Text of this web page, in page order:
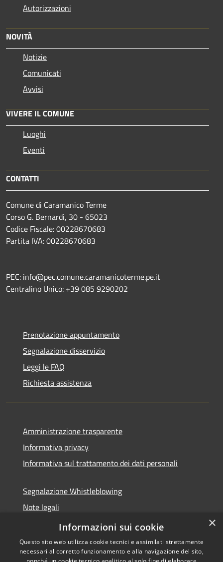
Autorizzazioni
NOVITÀ
Notizie
Comunicati
Avvisi
VIVERE IL COMUNE
Luoghi
Eventi
CONTATTI
Comune di Caramanico Terme
Corso G. Bernardi, 30 - 65023
Codice Fiscale: 00228670683
Partita IVA: 00228670683
PEC: info@pec.comune.caramanicoterme.pe.it
Centralino Unico: +39 085 9290202
Prenotazione appuntamento
Segnalazione disservizio
Leggi le FAQ
Richiesta assistenza
Amministrazione trasparente
Informativa privacy
Informativa sul trattamento dei dati personali
Segnalazione Whistleblowing
Note legali
Dichiarazione di accessibilità
×
Informazioni sui cookie
Questo sito web utilizza cookie tecnici e assimilati strettamente
necessari al corretto funzionamento e alla navigazione del sito,